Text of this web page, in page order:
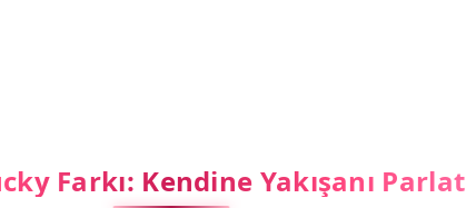
Farkı: Kendine Yakışanı Parlat